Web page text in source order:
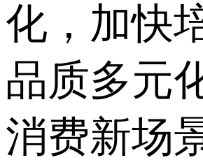
化，加快
品质多元
消费新场